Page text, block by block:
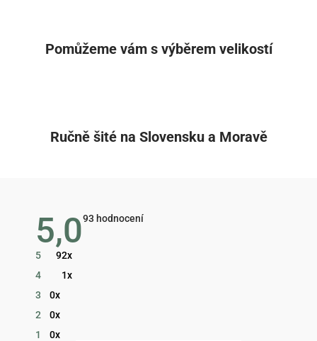
Pomůžeme vám s výběrem velikostí
Ručně šité na Slovensku a Moravě
5,0Průměrné
93 hodnocení
5
92x
4
1x
3
0x
2
0x
1
0x